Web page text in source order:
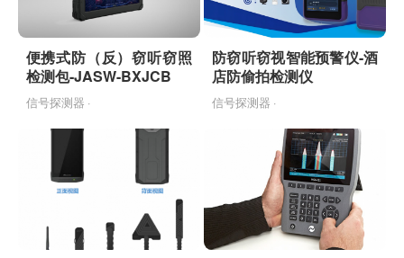
便携式防（反）窃听窃照
检测包-JASW-BXJCB
信号探测器 ·
防窃听窃视智能预警仪-酒
店防偷拍检测仪
信号探测器 ·